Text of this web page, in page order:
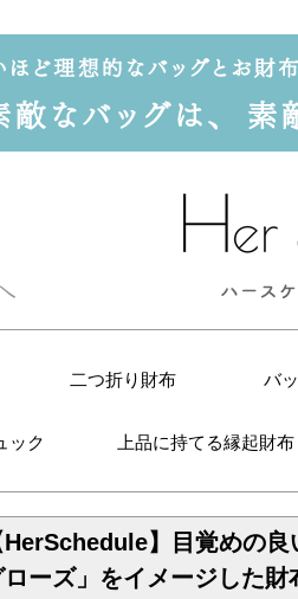
二つ折り財布 バ
ック 上品に持てる縁起財布
HerSchedule】目覚めの
ローズ」をイメージした